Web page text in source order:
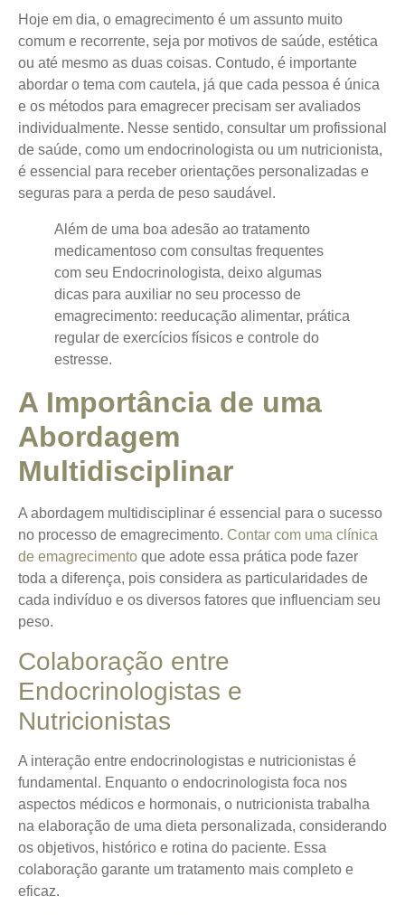
Hoje em dia, o emagrecimento é um assunto muito
comum e recorrente, seja por motivos de saúde, estética
ou até mesmo as duas coisas. Contudo, é importante
abordar o tema com cautela, já que cada pessoa é única
e os métodos para emagrecer precisam ser avaliados
individualmente. Nesse sentido, consultar um profissional
de saúde, como um endocrinologista ou um nutricionista,
é essencial para receber orientações personalizadas e
seguras para a perda de peso saudável.
Além de uma boa adesão ao tratamento
medicamentoso com consultas frequentes
com seu Endocrinologista, deixo algumas
dicas para auxiliar no seu processo de
emagrecimento: reeducação alimentar, prática
regular de exercícios físicos e controle do
estresse.
A Importância de uma
Abordagem
Multidisciplinar
A abordagem multidisciplinar é essencial para o sucesso
no processo de emagrecimento. Contar com uma clínica
de emagrecimento que adote essa prática pode fazer
toda a diferença, pois considera as particularidades de
cada indivíduo e os diversos fatores que influenciam seu
peso.
Colaboração entre
Endocrinologistas e
Nutricionistas
A interação entre endocrinologistas e nutricionistas é
fundamental. Enquanto o endocrinologista foca nos
aspectos médicos e hormonais, o nutricionista trabalha
na elaboração de uma dieta personalizada, considerando
os objetivos, histórico e rotina do paciente. Essa
colaboração garante um tratamento mais completo e
eficaz.